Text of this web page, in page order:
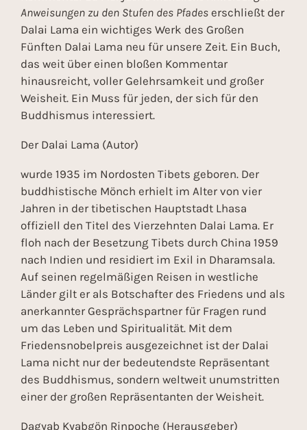
Anweisungen zu den Stufen des Pfades erschließt der
Dalai Lama ein wichtiges Werk des Großen
Fünften Dalai Lama neu für unsere Zeit. Ein Buch,
das weit über einen bloßen Kommentar
hinausreicht, voller Gelehrsamkeit und großer
Weisheit. Ein Muss für jeden, der sich für den
Buddhismus interessiert.
Der Dalai Lama (Autor)
wurde 1935 im Nordosten Tibets geboren. Der
buddhistische Mönch erhielt im Alter von vier
Jahren in der tibetischen Hauptstadt Lhasa
offiziell den Titel des Vierzehnten Dalai Lama. Er
floh nach der Besetzung Tibets durch China 1959
nach Indien und residiert im Exil in Dharamsala.
Auf seinen regelmäßigen Reisen in westliche
Länder gilt er als Botschafter des Friedens und als
anerkannter Gesprächspartner für Fragen rund
um das Leben und Spiritualität. Mit dem
Friedensnobelpreis ausgezeichnet ist der Dalai
Lama nicht nur der bedeutendste Repräsentant
des Buddhismus, sondern weltweit unumstritten
einer der großen Repräsentanten der Weisheit.
Dagyab Kyabgön Rinpoche (Herausgeber)